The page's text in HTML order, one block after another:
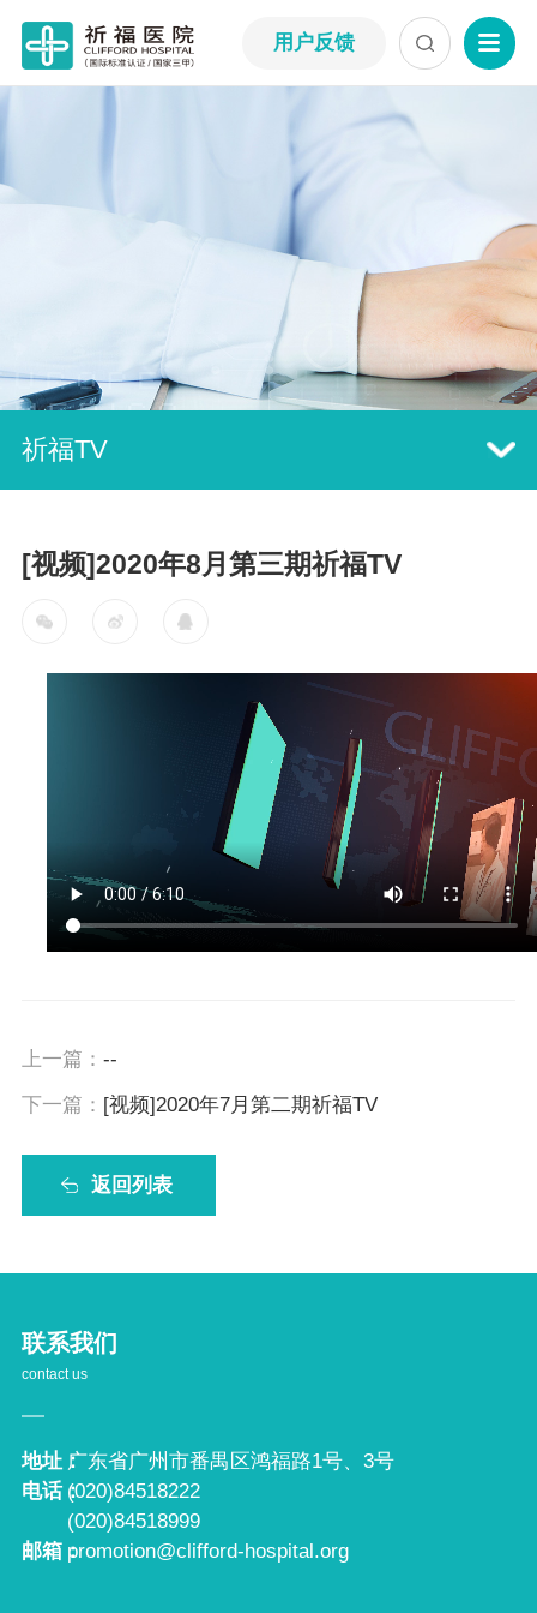
用户反馈
祈福TV
[视频]2020年8月第三期祈福TV
上一篇： --
下一篇： [视频]2020年7月第二期祈福TV
返回列表
联系我们
contact us
地址：广东省广州市番禺区鸿福路1号、3号
电话：(020)84518222
(020)84518999
邮箱：promotion@clifford-hospital.org